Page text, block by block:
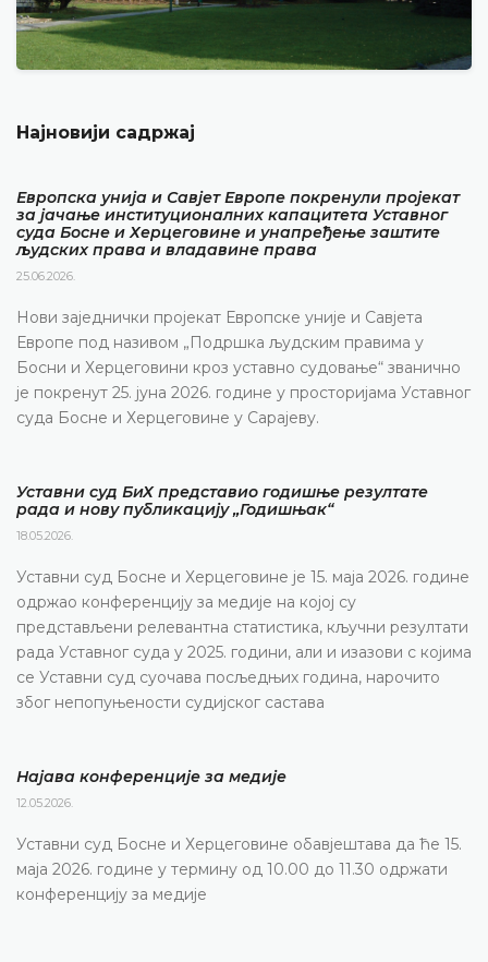
Најновији садржај
Европска унија и Савјет Европе покренули пројекат
за јачање институционалних капацитета Уставног
суда Босне и Херцеговине и унапређење заштите
људских права и владавине права
25.06.2026.
Нови заједнички пројекат Европске уније и Савјета
Европе под називом „Подршка људским правима у
Босни и Херцеговини кроз уставно судовање“ званично
је покренут 25. јуна 2026. године у просторијама Уставног
суда Босне и Херцеговине у Сарајеву.
Уставни суд БиХ представио годишње резултате
рада и нову публикацију „Годишњак“
18.05.2026.
Уставни суд Босне и Херцеговине је 15. маја 2026. године
одржао конференцију за медије на којој су
представљени релевантна статистика, кључни резултати
рада Уставног суда у 2025. години, али и изазови с којима
се Уставни суд суочава посљедњих година, нарочито
због непопуњености судијског састава
Најава конференције за медије
12.05.2026.
Уставни суд Босне и Херцеговине обавјештава да ће 15.
маја 2026. године у термину од 10.00 до 11.30 одржати
конференцију за медије